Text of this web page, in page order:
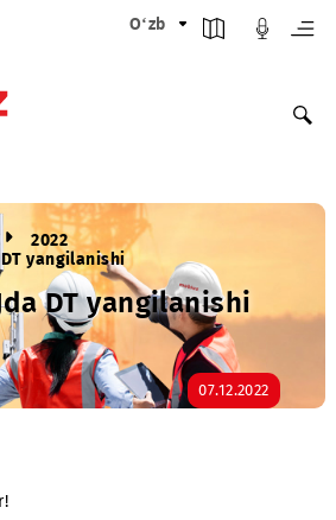
O‘zb
2022
DT yangilanishi
DT yangilanishi